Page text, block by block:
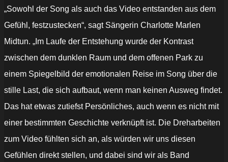
von
anzeigen
„Sowohl der Song als auch das Video entstanden aus dem
Gefühl, festzustecken“, sagt Sängerin Charlotte Marlen
Midtun. „Im Laufe der Entstehung wurde der Kontrast
zwischen dem dunklen Raum und dem offenen Park zu
einem Spiegelbild der emotionalen Reise im Song über die
stille Last, die sich aufbaut, wenn man keinen Ausweg findet.
Das hat etwas zutiefst Persönliches, auch wenn es nicht mit
einer bestimmten Geschichte verknüpft ist. Die Dreharbeiten
zum Video fühlten sich an, als würden wir uns diesen
Gefühlen direkt stellen, und dabei sind wir als Band